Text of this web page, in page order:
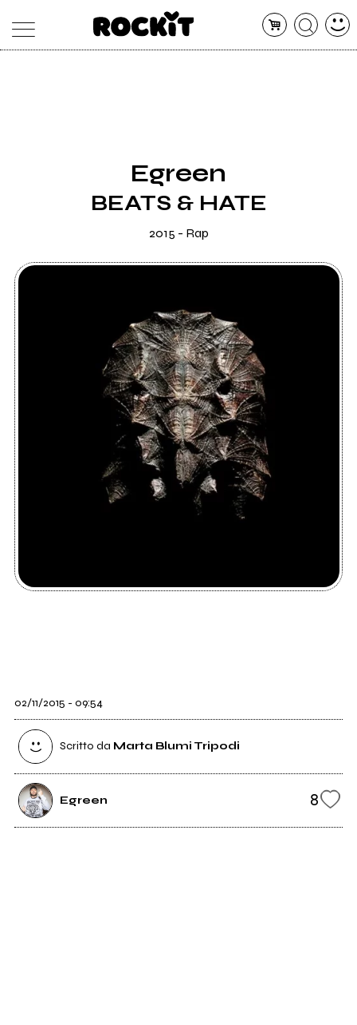
RADIO
Egreen
BEATS & HATE
2015 - Rap
02/11/2015 - 09:54
Scritto da Marta Blumi Tripodi
Egreen 8